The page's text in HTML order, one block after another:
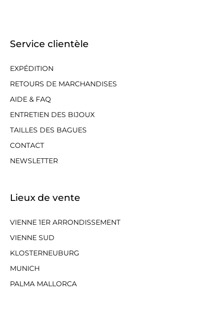
Service clientèle
EXPÉDITION
RETOURS DE MARCHANDISES
AIDE & FAQ
ENTRETIEN DES BIJOUX
TAILLES DES BAGUES
CONTACT
NEWSLETTER
Lieux de vente
VIENNE 1ER ARRONDISSEMENT
VIENNE SUD
KLOSTERNEUBURG
MUNICH
PALMA MALLORCA